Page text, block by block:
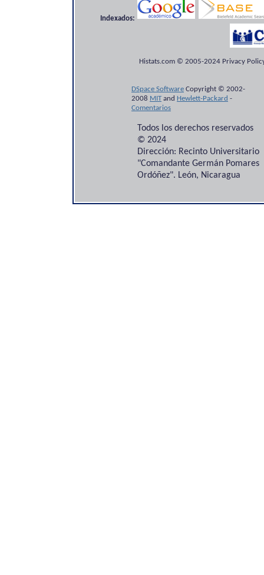
Indexados:
Histats.com © 2005-2024 Privacy
DSpace Software Copyright © 2002-
2008 MITand Hewlett-Packard -
Comentarios
Todos los derechos reservados
© 2024
Dirección: Recinto Universitario
"Comandante Germán Pomares
Ordóñez". León, Nicaragua